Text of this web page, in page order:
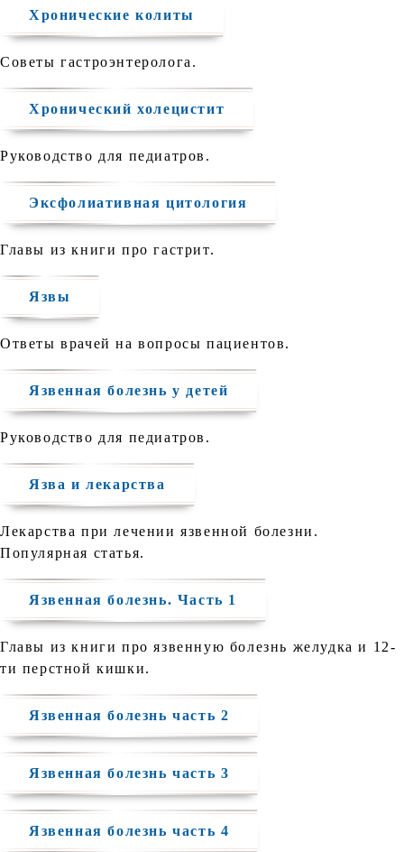
Хронические колиты
Советы гастроэнтеролога.
Хронический холецистит
Руководство для педиатров.
Эксфолиативная цитология
Главы из книги про гастрит.
Язвы
Ответы врачей на вопросы пациентов.
Язвенная болезнь у детей
Руководство для педиатров.
Язва и лекарства
Лекарства при лечении язвенной болезни.
Популярная статья.
Язвенная болезнь. Часть 1
Главы из книги про язвенную болезнь желудка и 12-
ти перстной кишки.
Язвенная болезнь часть 2
Язвенная болезнь часть 3
Язвенная болезнь часть 4